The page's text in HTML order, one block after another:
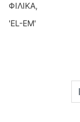
ΦΙΛΙΚΑ,
'EL-EM'